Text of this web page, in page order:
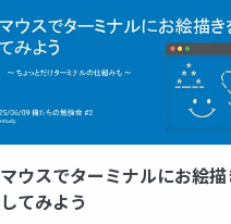
マウスでターミナルにお絵描
してみよう